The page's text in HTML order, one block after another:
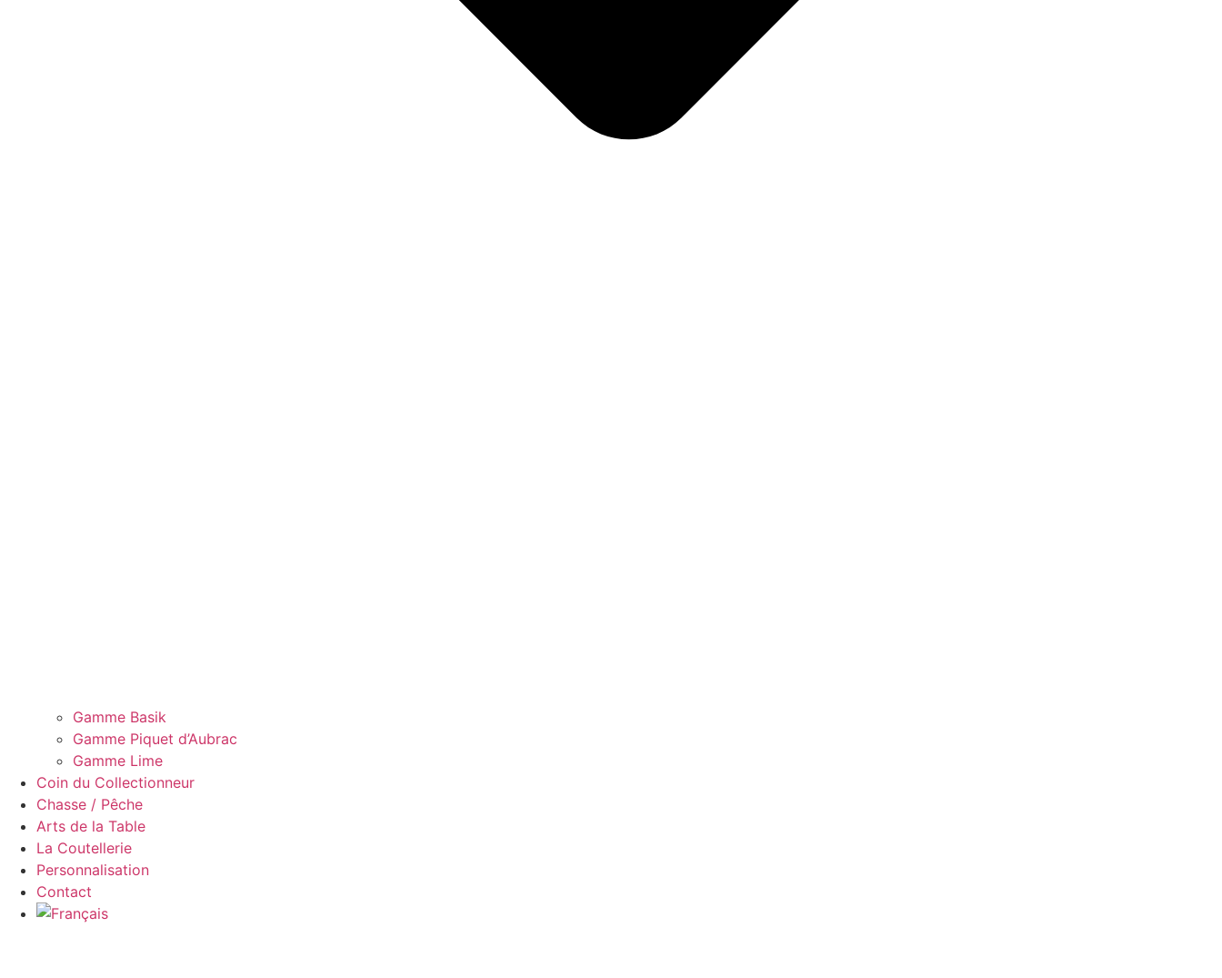
Gamme Basik
Gamme Piquet d’Aubrac
Gamme Lime
Coin du Collectionneur
Chasse / Pêche
Arts de la Table
La Coutellerie
Personnalisation
Contact